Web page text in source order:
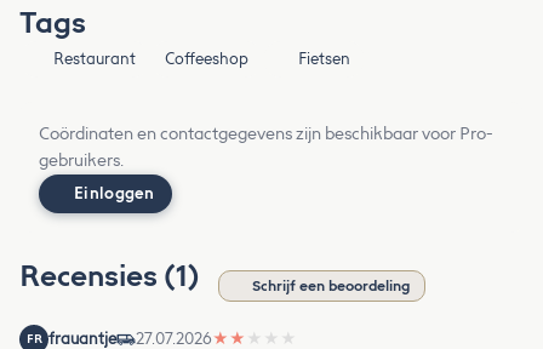
Tags
Restaurant Coffeeshop Fietsen
Coördinaten en contactgegevens zijn beschikbaar voor Pro-
gebruikers.
Einloggen
Recensies (1) Schrijf een beoordeling
FR frauantje 27.07.2026★ ★ ★ ★ ★